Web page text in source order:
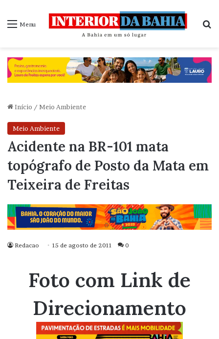
Menu
Início / Meio Ambiente
Meio Ambiente
Acidente na BR-101 mata
topógrafo de Posto da Mata em
Teixeira de Freitas
Redacao 15 de agosto de 2011 0
Foto com Link de
Direcionamento